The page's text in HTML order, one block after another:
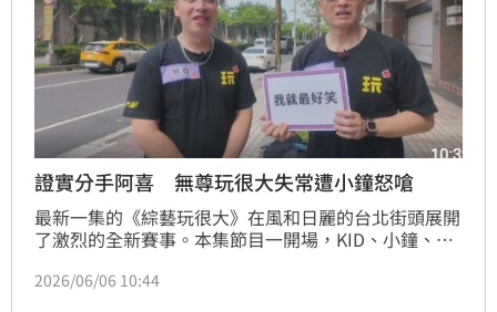
證實分手阿喜 無尊玩很大失常遭小鐘怒嗆
最新一集的《綜藝玩很大》在風和日麗的台北街頭展開
了激烈的全新賽事。本集節目一開場，KID、小鐘、
別被孤立在街頭的不同角落等待任務，面對未知的情況
2026/06/06 10:44